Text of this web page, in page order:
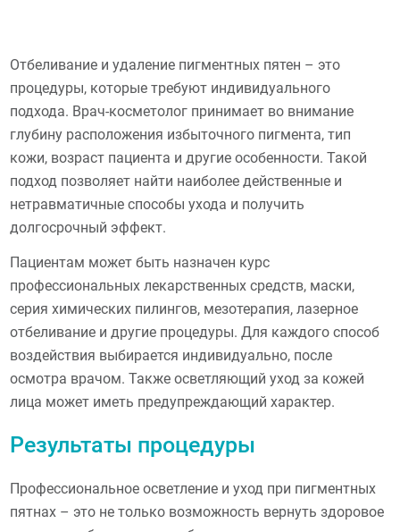
Отбеливание и удаление пигментных пятен – это
процедуры, которые требуют индивидуального
подхода. Врач-косметолог принимает во внимание
глубину расположения избыточного пигмента, тип
кожи, возраст пациента и другие особенности. Такой
подход позволяет найти наиболее действенные и
нетравматичные способы ухода и получить
долгосрочный эффект.
Пациентам может быть назначен курс
профессиональных лекарственных средств, маски,
серия химических пилингов, мезотерапия, лазерное
отбеливание и другие процедуры. Для каждого способ
воздействия выбирается индивидуально, после
осмотра врачом. Также осветляющий уход за кожей
лица может иметь предупреждающий характер.
Результаты процедуры
Профессиональное осветление и уход при пигментных
пятнах – это не только возможность вернуть здоровое